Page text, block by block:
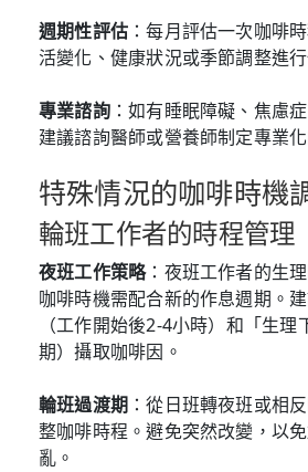
週期性評估 ：每月評估一次咖啡
活變化、健康狀況或季節調整進行
專業諮詢：如有睡眠障礙、焦慮
建議諮詢醫師或營養師制定專業
特殊情況的咖啡時機
輪班工作者的時程管理
夜班工作策略：夜班工作者的生
咖啡時機需配合新的作息週期。建
（工作開始後2-4小時）和「生理
期）攝取咖啡因。
輪班過渡期 ：從日班轉夜班或相
整咖啡時程。避免突然改變，以
亂。